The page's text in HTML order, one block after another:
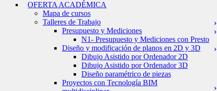
OFERTA ACADÉMICA
Mapa de cursos
Talleres de Trabajo
Presupuesto y Mediciones
N1- Presupuesto y Mediciones con Presto
Diseño y modificación de planos en 2D y 3D
Dibujo Asistido por Ordenador 2D
Dibujo Asistido por Ordenador 3D
Diseño paramétrico de piezas
Proyectos con Tecnología BIM